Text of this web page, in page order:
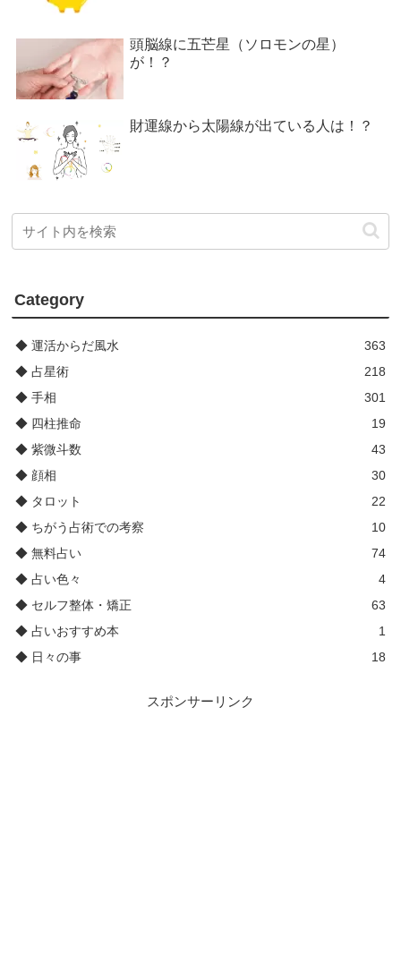
頭脳線に五芒星（ソロモンの星）
が！？
財運線から太陽線が出ている人は！？
Category
◆ 運活からだ風水
363
◆ 占星術
218
◆ 手相
301
◆ 四柱推命
19
◆ 紫微斗数
43
◆ 顔相
30
◆ タロット
22
◆ ちがう占術での考察
10
◆ 無料占い
74
◆ 占い色々
4
◆ セルフ整体・矯正
63
◆ 占いおすすめ本
1
◆ 日々の事
18
スポンサーリンク